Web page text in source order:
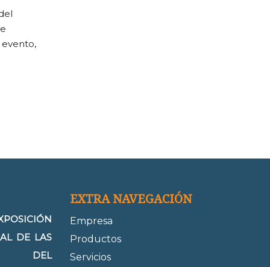
DE LAS
DEL
EXTRA NAVEGACIÓN
Empresa
Productos
Servicios